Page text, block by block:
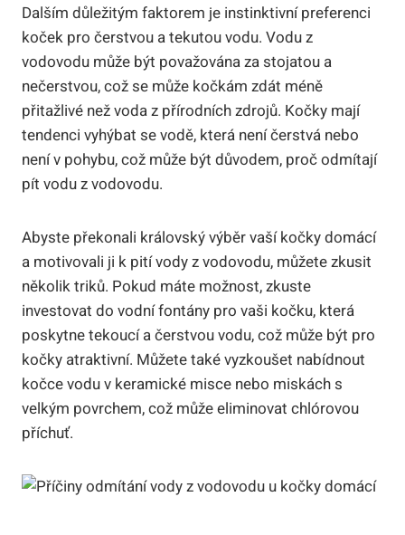
Dalším důležitým faktorem je instinktivní preferenci
koček pro čerstvou a tekutou vodu. Vodu z
vodovodu může být považována za stojatou a
nečerstvou, což se může kočkám zdát méně
přitažlivé než voda z přírodních zdrojů. Kočky mají
tendenci vyhýbat se vodě, která není čerstvá nebo
není v pohybu, což může být důvodem, proč odmítají
pít vodu z vodovodu.
Abyste překonali královský výběr vaší kočky domácí
a motivovali ji k pití vody z vodovodu, můžete zkusit
několik triků. Pokud máte možnost, zkuste
investovat do vodní fontány pro vaši kočku, která
poskytne tekoucí a čerstvou vodu, což může být pro
kočky atraktivní. Můžete také vyzkoušet nabídnout
kočce vodu v keramické misce nebo miskách s
velkým povrchem, což může eliminovat chlórovou
příchuť.